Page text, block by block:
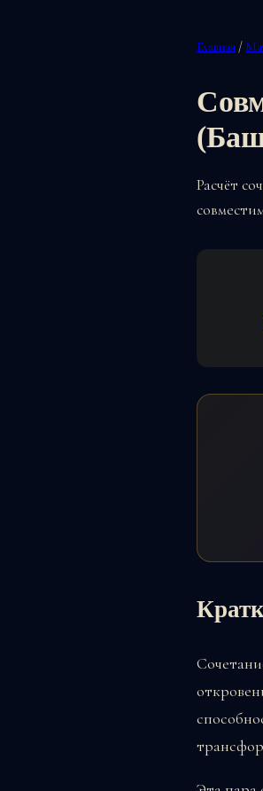
Главная /
Расчёт